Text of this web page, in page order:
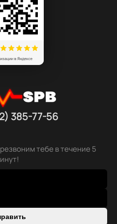
385-77-56
тебе в течение 5